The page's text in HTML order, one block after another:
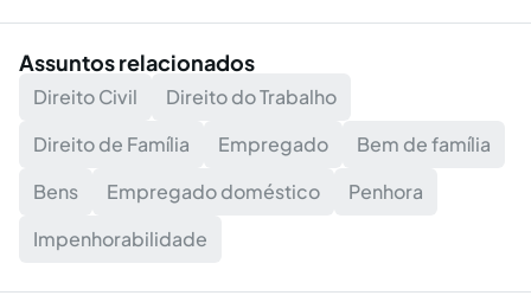
Assuntos relacionados
Direito Civil
Direito do Trabalho
Direito de Família
Empregado
Bem de família
Bens
Empregado doméstico
Penhora
Impenhorabilidade